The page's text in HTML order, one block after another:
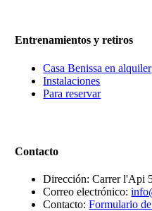
Entrenamientos y retiros
Casa Benissa en alquiler
Instalaciones
Para reservar
Contacto
Dirección: Carrer l'Api
Correo electrónico:
Contacto:Formulario